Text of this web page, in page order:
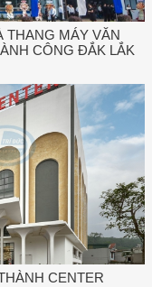
THANG MÁY VĂN
CÔNG ĐẮK LẮK
CENTER